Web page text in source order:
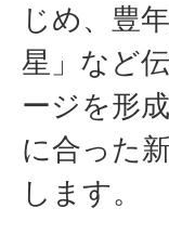
じめ、豊
星」など
ージを形
に合った
します。